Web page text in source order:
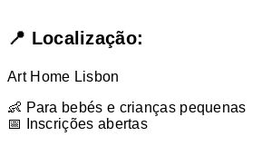
📍 Localização:
Art Home Lisbon
👶 Para bebés e crianças pequenas
📅 Inscrições abertas